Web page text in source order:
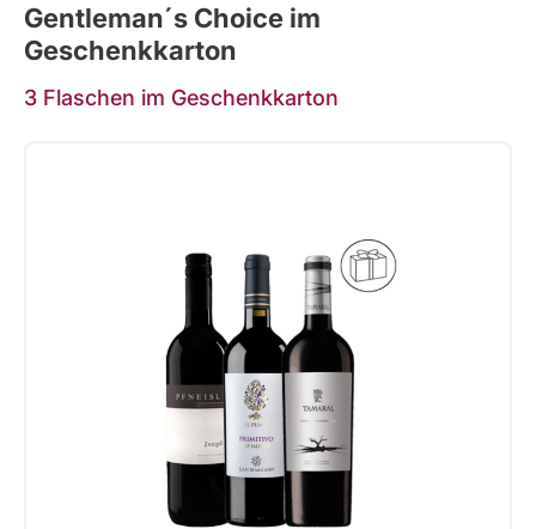
Gentleman´s Choice im
Geschenkkarton
3 Flaschen im Geschenkkarton